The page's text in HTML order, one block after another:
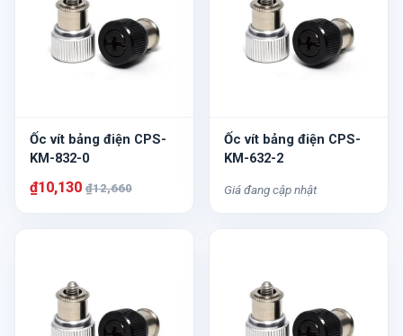
Ốc vít bảng điện CPS-
KM-832-0
₫10,130 ₫12,660
Ốc vít bảng điện CPS-
KM-632-2
Giá đang cập nhật